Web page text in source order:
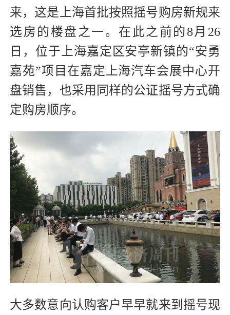
来，这是上海首批按照摇号购房新规来
选房的楼盘之一。在此之前的8月26
日，位于上海嘉定区安亭新镇的“安勇
嘉苑”项目在嘉定上海汽车会展中心开
盘销售，也采用同样的公证摇号方式确
定购房顺序。
大多数意向认购客户早早就来到摇号现